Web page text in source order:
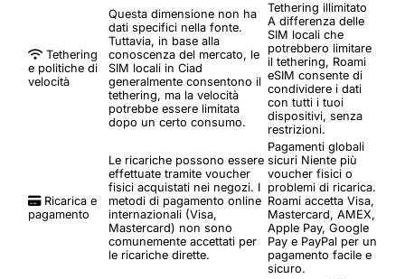
Tethering
e politiche di
velocità
Questa dimensione non ha
dati specifici nella fonte.
Tuttavia, in base alla
conoscenza del mercato, le
SIM locali in Ciad
generalmente consentono il
tethering, ma la velocità
potrebbe essere limitata
dopo un certo consumo.
Tethering illimitato
A differenza delle
SIM locali che
potrebbero limitare
il tethering, Roami
eSIM consente di
condividere i dati
con tutti i tuoi
dispositivi, senza
restrizioni.
Ricarica e
pagamento
Le ricariche possono essere
effettuate tramite voucher
fisici acquistati nei negozi. I
metodi di pagamento online
internazionali (Visa,
Mastercard) non sono
comunemente accettati per
le ricariche dirette.
Pagamenti globali
sicuri Niente più
voucher fisici o
problemi di ricarica.
Roami accetta Visa,
Mastercard, AMEX,
Apple Pay, Google
Pay e PayPal per un
pagamento facile e
sicuro.